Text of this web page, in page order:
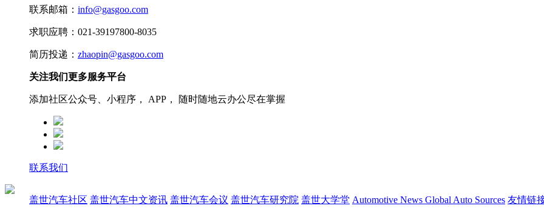
联系邮箱： info@gasgoo.com
求职应聘：021-39197800-8035
简历投递： zhaopin@gasgoo.com
关注我们更多服务平台
添加社区公众号、小程序， APP， 随时随地云办公尽在掌握
联系我们
盖世汽车社区 盖世汽车中文资讯 盖世汽车会议 盖世汽车研究院 盖世大学堂 Automotive News Global Auto Sources 友情链